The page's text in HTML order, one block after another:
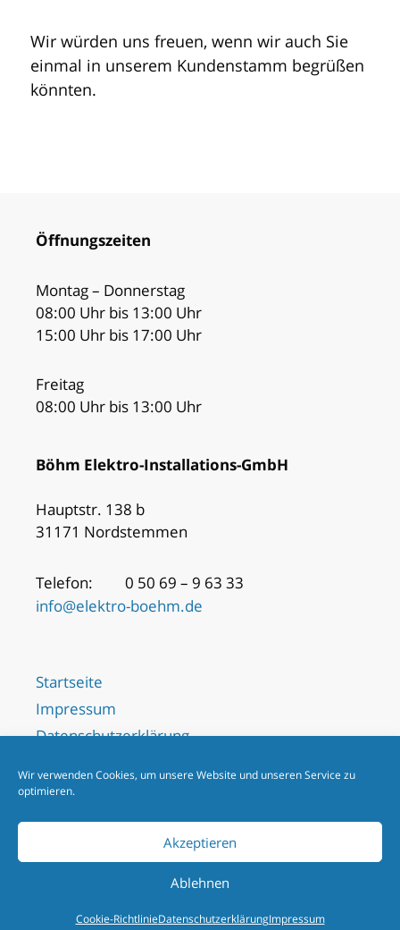
Wir verwenden Cookies, um unsere Website und unseren Service zu
optimieren.
Akzeptieren
Ablehnen
Cookie-RichtlinieDatenschutzerklärungImpressum
Wir würden uns freuen, wenn wir auch Sie
einmal in unserem Kundenstamm begrüßen
könnten.
Öffnungszeiten
Montag – Donnerstag
08:00 Uhr bis 13:00 Uhr
15:00 Uhr bis 17:00 Uhr
Freitag
08:00 Uhr bis 13:00 Uhr
Böhm Elektro-Installations-GmbH
Hauptstr. 138 b
31171 Nordstemmen
Telefon:
0 50 69 – 9 63 33
info@elektro-boehm.de
Startseite
Impressum
Datenschutzerklärung
Kontakt
Böhm Elektro-Installations-GmbH | Website by
Online Service Agentur GmbH